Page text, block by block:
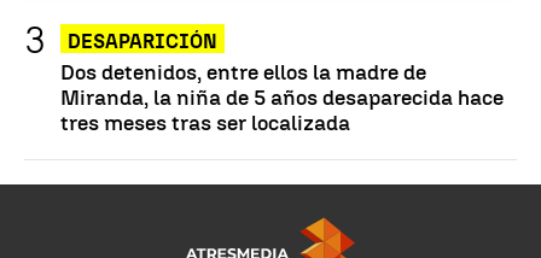
DESAPARICIÓN
Dos detenidos, entre ellos la madre de
Miranda, la niña de 5 años desaparecida hace
tres meses tras ser localizada